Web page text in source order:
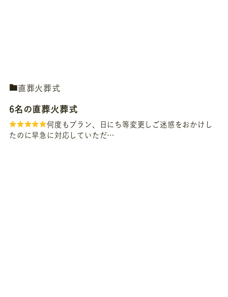
直葬火葬式
6名の直葬火葬式
何度もプラン、日にち等変更しご迷惑をおかけし
たのに早急に対応していただ…